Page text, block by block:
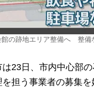
館の跡地エリア整備へ 整備
23日、市内中心部
担う事業者の募集を